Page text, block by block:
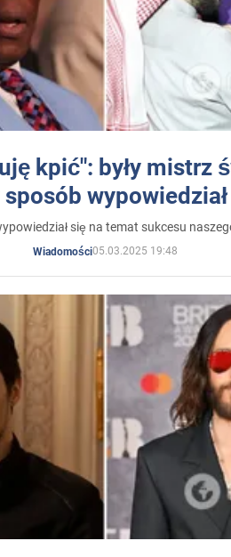
kpić": były mistrz
się na temat sukcesu
Wiadomości05.03.2025 19:48